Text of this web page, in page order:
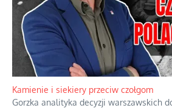
Kamienie i siekiery przeciw czołgom
Gorzka analityka decyzji warszawskich